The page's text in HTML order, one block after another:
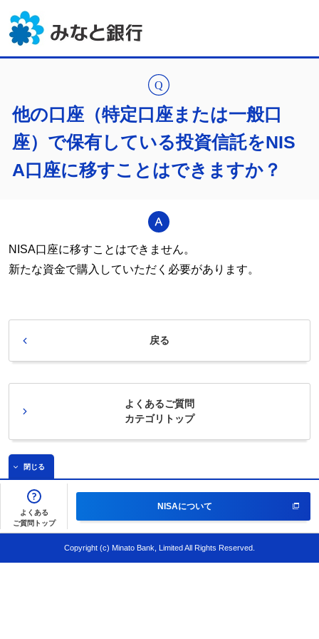
他の口座（特定口座または一般口
座）で保有している投資信託をNIS
A口座に移すことはできますか？
NISA口座に移すことはできません。
新たな資金で購入していただく必要があります。
戻る
よくあるご質問
カテゴリトップ
閉じる
よくある
ご質問トップ
NISAについて
Copyright (c) Minato Bank, Limited All Rights Reserved.